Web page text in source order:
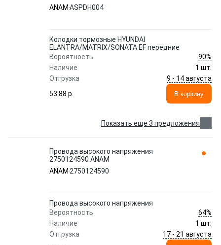
ANAM ASPDH004
Колодки тормозные HYUNDAI
ELANTRA/MATRIX/SONATA EF передние
Вероятность
90%
Наличие
1 шт.
Отгрузка
9 - 14 августа
53.88 p.
В корзину
Показать еще 3 предложения
Провода высокого напряжения
2750124590 ANAM
ANAM 2750124590
Провода высокого напряжения
Вероятность
64%
Наличие
1 шт.
Отгрузка
17 - 21 августа